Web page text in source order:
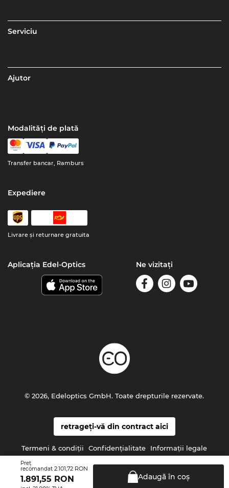
Preţ
recomandat 2.101,72 RON
1.891,55 RON Adaugă în coş
Serviciu
Ajutor
Modalități de plată
Transfer bancar, Ramburs
Expediere
Livrare şi returnare gratuita
Aplicația Edel-Optics Ne vizitați
retrageți-vă din contract aici
Termeni & condiţii Confidenţialitate Informaţii legale
© 2026, Edeloptics GmbH. Toate drepturile rezervate.